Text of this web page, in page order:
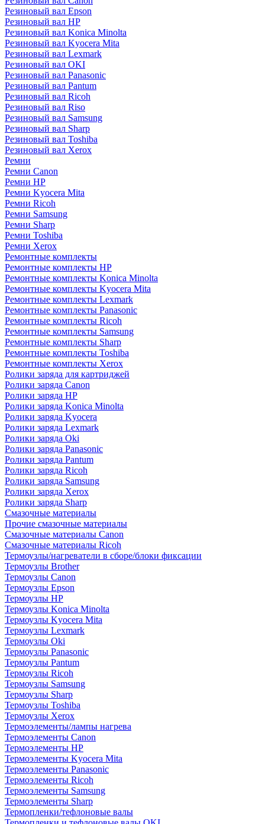
Резиновый вал Epson
Резиновый вал HP
Резиновый вал Konica Minolta
Резиновый вал Kyocera Mita
Резиновый вал Lexmark
Резиновый вал OKI
Резиновый вал Panasonic
Резиновый вал Pantum
Резиновый вал Ricoh
Резиновый вал Riso
Резиновый вал Samsung
Резиновый вал Sharp
Резиновый вал Toshiba
Резиновый вал Xerox
Ремни
Ремни Canon
Ремни HP
Ремни Kyocera Mita
Ремни Ricoh
Ремни Samsung
Ремни Sharp
Ремни Toshiba
Ремни Xerox
Ремонтные комплекты
Ремонтные комплекты HP
Ремонтные комплекты Konica Minolta
Ремонтные комплекты Kyocera Mita
Ремонтные комплекты Lexmark
Ремонтные комплекты Panasonic
Ремонтные комплекты Ricoh
Ремонтные комплекты Samsung
Ремонтные комплекты Sharp
Ремонтные комплекты Toshiba
Ремонтные комплекты Xerox
Ролики заряда для картриджей
Ролики заряда Canon
Ролики заряда HP
Ролики заряда Konica Minolta
Ролики заряда Kyocera
Ролики заряда Lexmark
Ролики заряда Oki
Ролики заряда Panasonic
Ролики заряда Pantum
Ролики заряда Ricoh
Ролики заряда Samsung
Ролики заряда Xerox
Ролики заряда Sharp
Смазочные материалы
Прочие смазочные материалы
Смазочные материалы Canon
Смазочные материалы Ricoh
Термоузлы/нагреватели в сборе/блоки фиксации
Термоузлы Brother
Термоузлы Canon
Термоузлы Epson
Термоузлы HP
Термоузлы Konica Minolta
Термоузлы Kyocera Mita
Термоузлы Lexmark
Термоузлы Oki
Термоузлы Panasonic
Термоузлы Pantum
Термоузлы Ricoh
Термоузлы Samsung
Термоузлы Sharp
Термоузлы Toshiba
Термоузлы Xerox
Термоэлементы/лампы нагрева
Термоэлементы Canon
Термоэлементы HP
Термоэлементы Kyocera Mita
Термоэлементы Panasonic
Термоэлементы Ricoh
Термоэлементы Samsung
Термоэлементы Sharp
Термопленки/тефлоновые валы